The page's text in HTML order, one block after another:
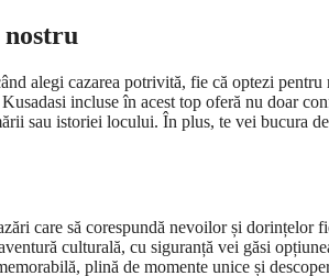
alegi cazarea potrivită, fie că optezi
incluse în acest top oferă nu doar
sau istoriei locului. În plus, te vei bucura
care să corespundă nevoilor și dorințelor
culturală, cu siguranță vei găsi
plină de momente unice și